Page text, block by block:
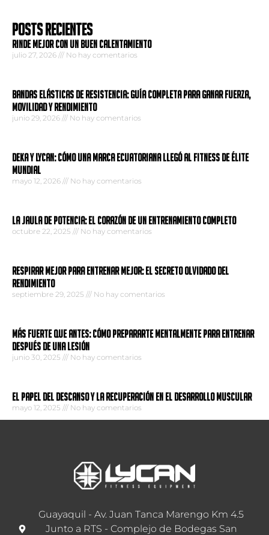
POSTS RECIENTES
Rinde mejor con un buen calentamiento
julio 27, 2026 No hay comentarios
BANDAS ELÁSTICAS DE RESISTENCIA: GUÍA COMPLETA PARA GANAR FUERZA,
MOVILIDAD Y RENDIMIENTO
junio 29, 2026 No hay comentarios
DEKA y LYCAN: Cómo una marca ecuatoriana llegó al fitness de élite
mundial
mayo 12, 2026 No hay comentarios
La jaula de potencia: el corazón de un entrenamiento completo
octubre 22, 2025 No hay comentarios
Respirar mejor para entrenar mejor: El secreto olvidado del
rendimiento
septiembre 29, 2025 No hay comentarios
Más fuerte que antes: Cómo prepararte mentalmente para entrenar
después de una lesión
junio 30, 2025 No hay comentarios
El papel del descanso y la recuperación en el desarrollo muscular
mayo 12, 2025 No hay comentarios
Guayaquil - Av. Juan Tanca Marengo Km 4.5
Junto a RTS - Complejo de Bodegas San